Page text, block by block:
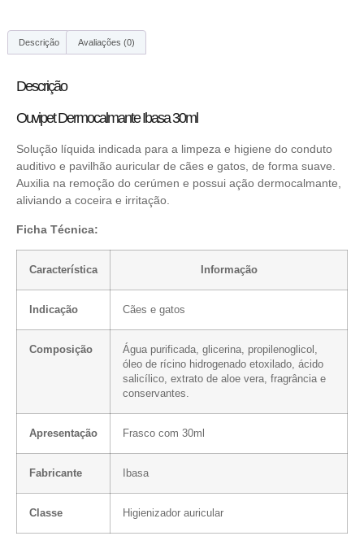
Descrição Avaliações (0)
Descrição
Ouvipet Dermocalmante Ibasa 30ml
Solução líquida indicada para a limpeza e higiene do conduto
auditivo e pavilhão auricular de cães e gatos, de forma suave.
Auxilia na remoção do cerúmen e possui ação dermocalmante,
aliviando a coceira e irritação.
Ficha Técnica:
Característica Informação
Indicação Cães e gatos
Composição
Água purificada, glicerina, propilenoglicol,
óleo de rícino hidrogenado etoxilado, ácido
salicílico, extrato de aloe vera, fragrância e
conservantes.
Apresentação Frasco com 30ml
Fabricante Ibasa
Classe Higienizador auricular